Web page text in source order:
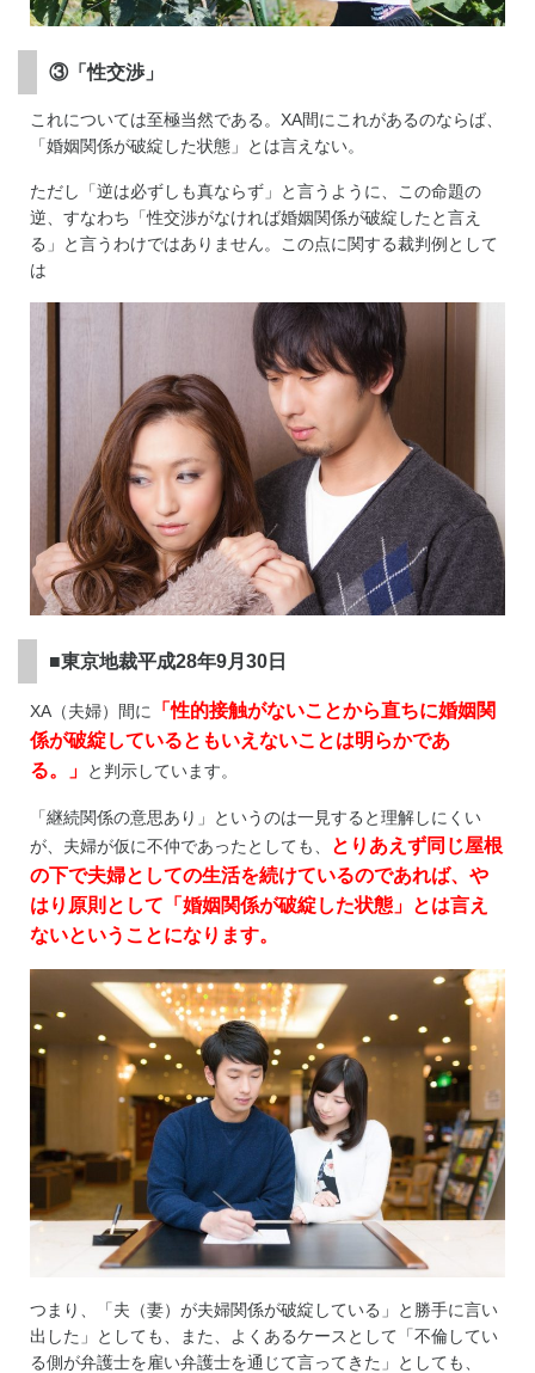
③「性交渉」
これについては至極当然である。XA間にこれがあるのならば、
「婚姻関係が破綻した状態」とは言えない。
ただし「逆は必ずしも真ならず」と言うように、この命題の
逆、すなわち「性交渉がなければ婚姻関係が破綻したと言え
る」と言うわけではありません。この点に関する裁判例として
は
■東京地裁平成28年9月30日
XA（夫婦）間に
「性的接触がないことから直ちに婚姻関
係が破綻しているともいえないことは明らかであ
る。」
と判示しています。
「継続関係の意思あり」というのは一見すると理解しにくい
が、夫婦が仮に不仲であったとしても、
とりあえず同じ屋根
の下で夫婦としての生活を続けているのであれば、や
はり原則として「婚姻関係が破綻した状態」とは言え
ないということになります。
つまり、「夫（妻）が夫婦関係が破綻している」と勝手に言い
出した」としても、また、よくあるケースとして「不倫してい
る側が弁護士を雇い弁護士を通じて言ってきた」としても、